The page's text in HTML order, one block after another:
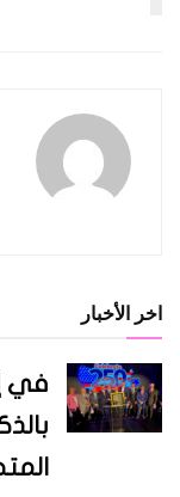
اخر الأخبار
في